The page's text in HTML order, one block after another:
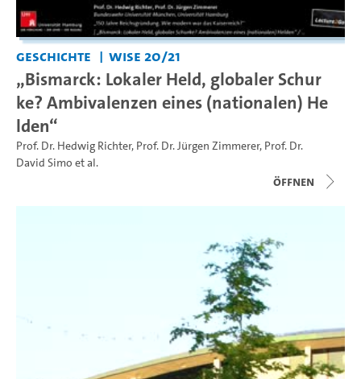
Geschichte WiSe 20/21
„Bismarck: Lokaler Held, globaler Schur
ke? Ambivalenzen eines (nationalen) He
lden“
Prof. Dr. Hedwig Richter, Prof. Dr. Jürgen Zimmerer, Prof. Dr.
David Simo et al.
Öffnen